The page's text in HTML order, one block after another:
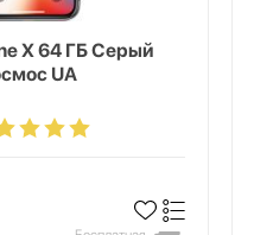
X 64 ГБ Серый
UA